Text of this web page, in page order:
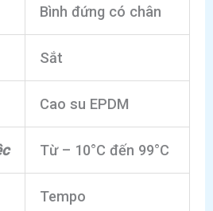
Bình đứng có chân
Sắt
Cao su EPDM
Từ – 10°C đến 99°C
Tempo